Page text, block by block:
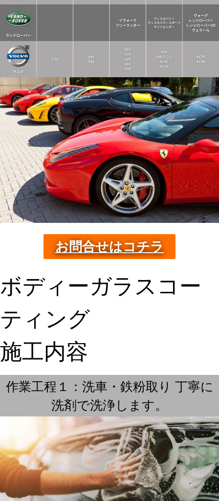
お問合せはコチラ
ボディーガラスコー
ティング
施工内容
作業工程１：洗車・鉄粉取り 丁寧に
洗剤で洗浄します。